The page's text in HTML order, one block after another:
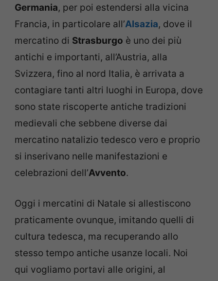
Germania, per poi estendersi alla vicina
Francia, in particolare all’Alsazia, dove il
mercatino di Strasburgo è uno dei più
antichi e importanti, all’Austria, alla
Svizzera, fino al nord Italia, è arrivata a
contagiare tanti altri luoghi in Europa, dove
sono state riscoperte antiche tradizioni
medievali che sebbene diverse dai
mercatino natalizio tedesco vero e proprio
si inserivano nelle manifestazioni e
celebrazioni dell’Avvento.
Oggi i mercatini di Natale si allestiscono
praticamente ovunque, imitando quelli di
cultura tedesca, ma recuperando allo
stesso tempo antiche usanze locali. Noi
qui vogliamo portavi alle origini, al